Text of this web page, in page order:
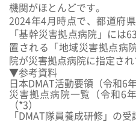
機関がほとんどです。
2024年4月時点で、都道府
「基幹災害拠点病院」には
置される「地域災害拠点病
院が災害拠点病院に指定さ
▼参考資料
日本DMAT活動要領（令和6
災害拠点病院一覧（令和6
（*3）
「DMAT隊員養成研修」の受